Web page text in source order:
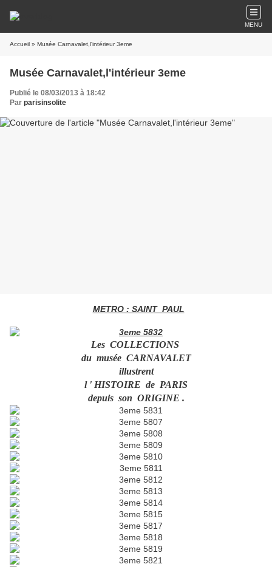
MENU
Accueil » Musée Carnavalet,l'intérieur 3eme
Musée Carnavalet,l'intérieur 3eme
Publié le 08/03/2013 à 18:42
Par parisinsolite
METRO : SAINT PAUL
Les COLLECTIONS
du musée CARNAVALET
illustrent
l ' HISTOIRE de PARIS
depuis son ORIGINE .